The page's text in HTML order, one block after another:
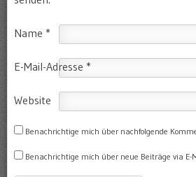
Name *
E-Mail-Adresse *
Website
Benachrichtige mich über nachfolgende
Benachrichtige mich über neue Beiträge via E-